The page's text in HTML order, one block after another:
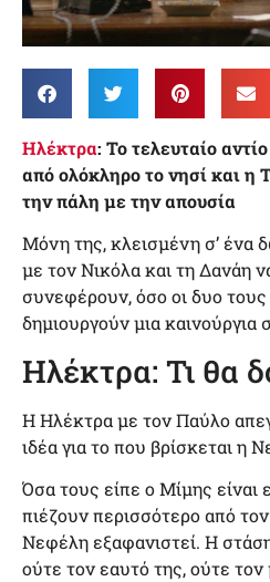
Ηλέκτρα: Το τελευταίο
από ολόκληρο το νησί και η
την πάλη με την απουσία
Μόνη της, κλεισμένη σ’ ένα
με τον Νικόλα και τη Δανάη
συνεφέρουν, όσο οι δυο τους
δημιουργούν μια καινούργια
Ηλέκτρα: Τι θα
Η Ηλέκτρα με τον Παύλο
ιδέα για το που βρίσκεται η
Όσα τους είπε ο Μίμης είναι
πιέζουν περισσότερο από
Νεφέλη εξαφανιστεί. Η
ούτε τον εαυτό της, ούτε